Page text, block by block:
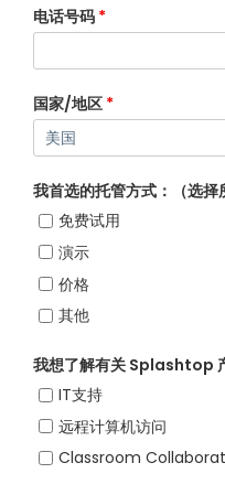
电话号码 *
国家/地区 *
我首选的托管方式：（选择
免费试用
演示
价格
其他
我想了解有关 Splashtop
IT支持
远程计算机访问
Classroom